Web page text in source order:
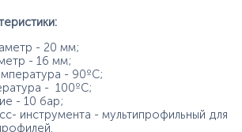
- 20 мм;
- 16 мм;
- 90ºС;
- 100ºС;
- 10 бар;
инструмента - мультипрофильный для